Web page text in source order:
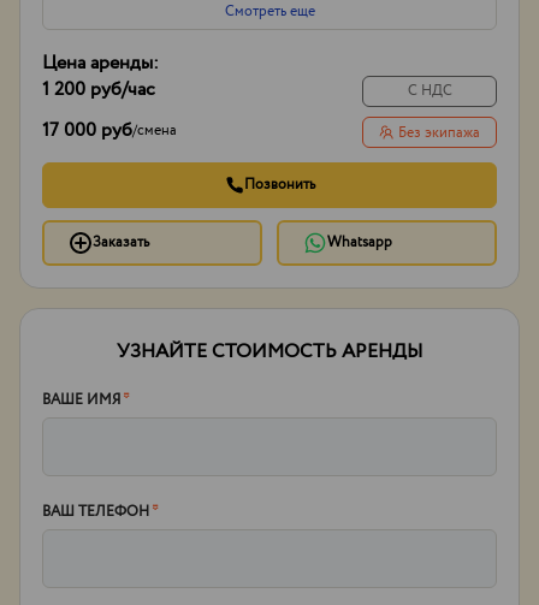
Смотреть еще
Цена аренды:
1 200 руб/час
17 000 руб/смена
С НДС
Без экипажа
Позвонить
Заказать Whatsapp
УЗНАЙТЕ СТОИМОСТЬ АРЕНДЫ
ВАШЕ ИМЯ*
ВАШ ТЕЛЕФОН*